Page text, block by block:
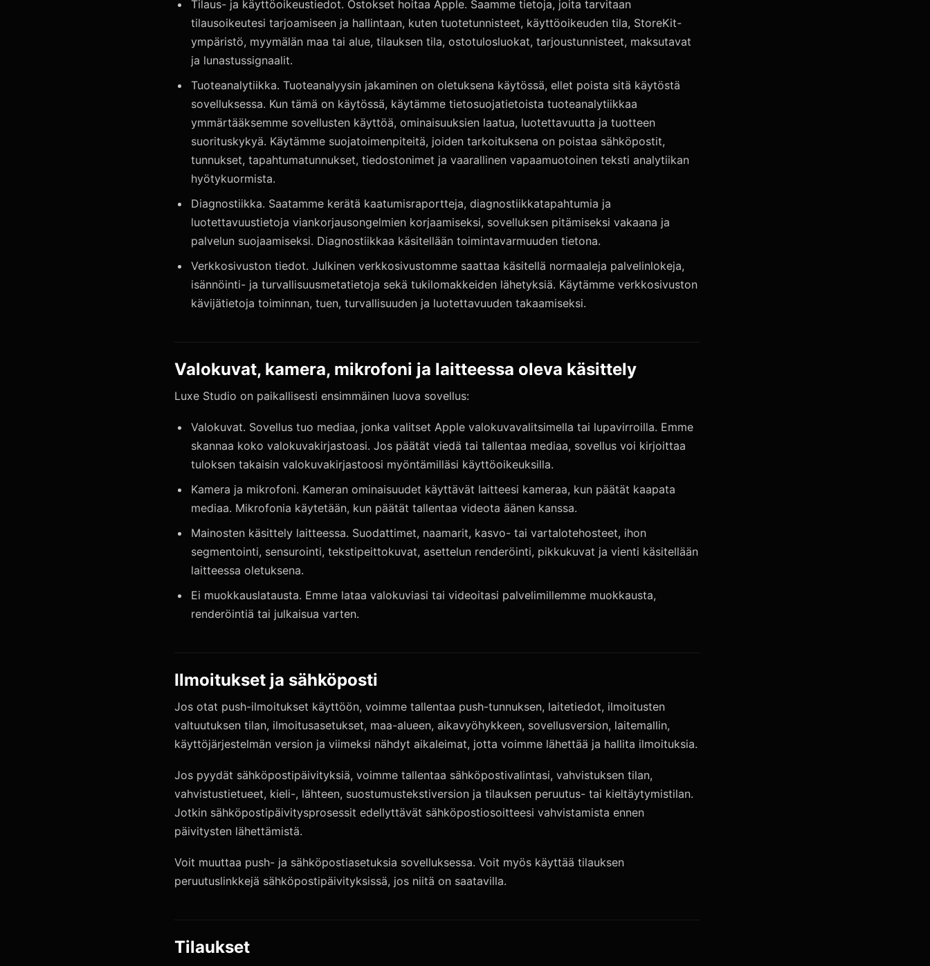
Tilaus- ja käyttöoikeustiedot. Ostokset hoitaa Apple. Saamme tietoja, joita tarvitaan
tilausoikeutesi tarjoamiseen ja hallintaan, kuten tuotetunnisteet, käyttöoikeuden tila, StoreKit-
ympäristö, myymälän maa tai alue, tilauksen tila, ostotulosluokat, tarjoustunnisteet, maksutavat
ja lunastussignaalit.
Tuoteanalytiikka. Tuoteanalyysin jakaminen on oletuksena käytössä, ellet poista sitä käytöstä
sovelluksessa. Kun tämä on käytössä, käytämme tietosuojatietoista tuoteanalytiikkaa
ymmärtääksemme sovellusten käyttöä, ominaisuuksien laatua, luotettavuutta ja tuotteen
suorituskykyä. Käytämme suojatoimenpiteitä, joiden tarkoituksena on poistaa sähköpostit,
tunnukset, tapahtumatunnukset, tiedostonimet ja vaarallinen vapaamuotoinen teksti analytiikan
hyötykuormista.
Diagnostiikka. Saatamme kerätä kaatumisraportteja, diagnostiikkatapahtumia ja
luotettavuustietoja viankorjausongelmien korjaamiseksi, sovelluksen pitämiseksi vakaana ja
palvelun suojaamiseksi. Diagnostiikkaa käsitellään toimintavarmuuden tietona.
Verkkosivuston tiedot. Julkinen verkkosivustomme saattaa käsitellä normaaleja palvelinlokeja,
isännöinti- ja turvallisuusmetatietoja sekä tukilomakkeiden lähetyksiä. Käytämme verkkosivuston
kävijätietoja toiminnan, tuen, turvallisuuden ja luotettavuuden takaamiseksi.
Valokuvat, kamera, mikrofoni ja laitteessa oleva käsittely
Luxe Studio on paikallisesti ensimmäinen luova sovellus:
Valokuvat. Sovellus tuo mediaa, jonka valitset Apple valokuvavalitsimella tai lupavirroilla. Emme
skannaa koko valokuvakirjastoasi. Jos päätät viedä tai tallentaa mediaa, sovellus voi kirjoittaa
tuloksen takaisin valokuvakirjastoosi myöntämilläsi käyttöoikeuksilla.
Kamera ja mikrofoni. Kameran ominaisuudet käyttävät laitteesi kameraa, kun päätät kaapata
mediaa. Mikrofonia käytetään, kun päätät tallentaa videota äänen kanssa.
Mainosten käsittely laitteessa. Suodattimet, naamarit, kasvo- tai vartalotehosteet, ihon
segmentointi, sensurointi, tekstipeittokuvat, asettelun renderöinti, pikkukuvat ja vienti käsitellään
laitteessa oletuksena.
Ei muokkauslatausta. Emme lataa valokuviasi tai videoitasi palvelimillemme muokkausta,
renderöintiä tai julkaisua varten.
Ilmoitukset ja sähköposti
Jos otat push-ilmoitukset käyttöön, voimme tallentaa push-tunnuksen, laitetiedot, ilmoitusten
valtuutuksen tilan, ilmoitusasetukset, maa-alueen, aikavyöhykkeen, sovellusversion, laitemallin,
käyttöjärjestelmän version ja viimeksi nähdyt aikaleimat, jotta voimme lähettää ja hallita ilmoituksia.
Jos pyydät sähköpostipäivityksiä, voimme tallentaa sähköpostivalintasi, vahvistuksen tilan,
vahvistustietueet, kieli-, lähteen, suostumustekstiversion ja tilauksen peruutus- tai kieltäytymistilan.
Jotkin sähköpostipäivitysprosessit edellyttävät sähköpostiosoitteesi vahvistamista ennen
päivitysten lähettämistä.
Voit muuttaa push- ja sähköpostiasetuksia sovelluksessa. Voit myös käyttää tilauksen
peruutuslinkkejä sähköpostipäivityksissä, jos niitä on saatavilla.
Tilaukset